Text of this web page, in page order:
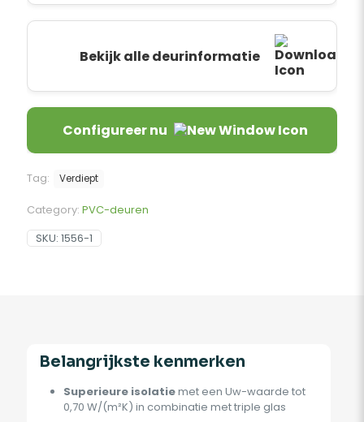
Bekijk alle deurinformatie
Configureer nu
Tag: Verdiept
Category: PVC-deuren
SKU: 1556-1
Belangrijkste kenmerken
Superieure isolatiemet een Uw-waarde tot
0,70 W/(m²K) in combinatie met triple glas